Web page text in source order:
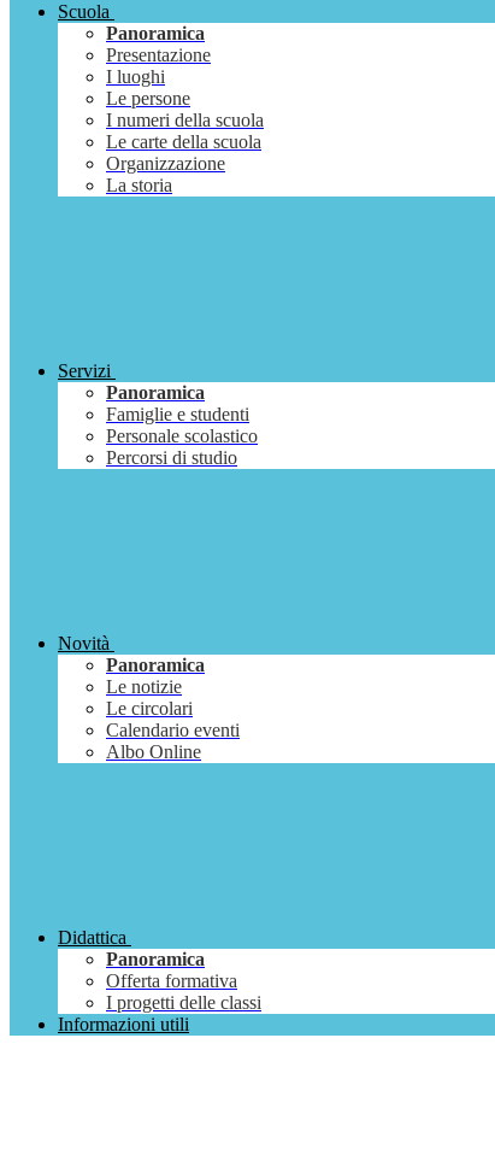
Scuola
Panoramica
Presentazione
I luoghi
Le persone
I numeri della scuola
Le carte della scuola
Organizzazione
La storia
Servizi
Panoramica
Famiglie e studenti
Personale scolastico
Percorsi di studio
Novità
Panoramica
Le notizie
Le circolari
Calendario eventi
Albo Online
Didattica
Panoramica
Offerta formativa
I progetti delle classi
Informazioni utili